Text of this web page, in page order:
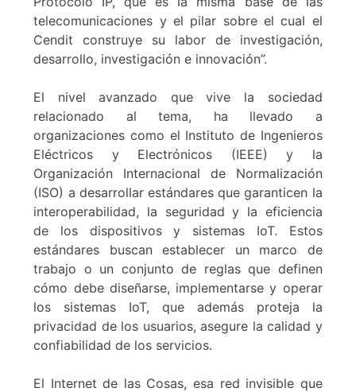
telecomunicaciones y el pilar sobre el cual el
Cendit construye su labor de investigación,
desarrollo, investigación e innovación”.
El nivel avanzado que vive la sociedad
relacionado al tema, ha llevado a
organizaciones como el Instituto de Ingenieros
Eléctricos y Electrónicos (IEEE) y la
Organización Internacional de Normalización
(ISO) a desarrollar estándares que garanticen la
interoperabilidad, la seguridad y la eficiencia
de los dispositivos y sistemas IoT. Estos
estándares buscan establecer un marco de
trabajo o un conjunto de reglas que definen
cómo debe diseñarse, implementarse y operar
los sistemas IoT, que además proteja la
privacidad de los usuarios, asegure la calidad y
confiabilidad de los servicios.
El Internet de las Cosas, esa red invisible que